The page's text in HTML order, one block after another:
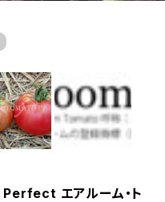
エアルーム・ト